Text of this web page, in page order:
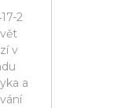
2
v
a